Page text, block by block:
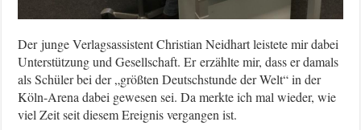
Der junge Verlagsassistent Christian Neidhart leistete mir dabei
Unterstützung und Gesellschaft. Er erzählte mir, dass er damals
als Schüler bei der „größten Deutschstunde der Welt“ in der
Köln-Arena dabei gewesen sei. Da merkte ich mal wieder, wie
viel Zeit seit diesem Ereignis vergangen ist.